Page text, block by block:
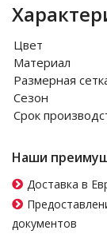
Цвет
Материал
Размерная
Сезон
Срок
Наши
Доставка в
документов